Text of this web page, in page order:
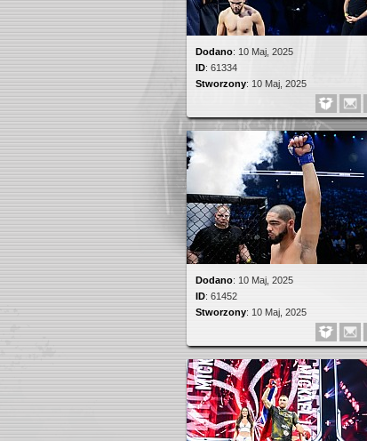
Dodano: 10 Maj, 2025
ID: 61334
Stworzony: 10 Maj, 2025
Dodano: 10 Maj, 2025
ID: 61452
Stworzony: 10 Maj, 2025